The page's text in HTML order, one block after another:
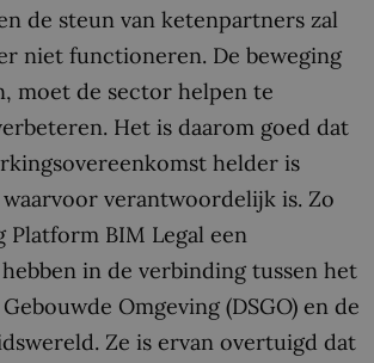
de steun van ketenpartners zal
niet functioneren. De beweging
moet de sector helpen te
Het is daarom goed dat
helder is
verantwoordelijk is. Zo
Platform BIM Legal een
in de verbinding tussen het
Omgeving (DSGO) en de
Ze is ervan overtuigd dat